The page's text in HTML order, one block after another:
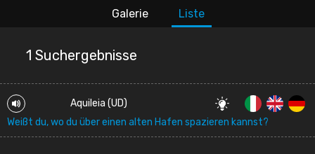
Galerie Liste
1 Suchergebnisse
Aquileia (UD)
Weißt du, wo du über einen alten Hafen spazieren kannst?